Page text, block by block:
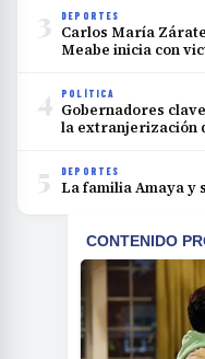
3 DEPORTES
Carlos María
Meabe inicia con
4 POLÍTICA
Gobernadores
la extranjerización
5 DEPORTES
La familia Amaya y